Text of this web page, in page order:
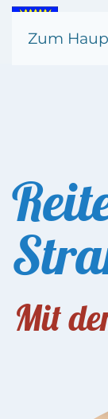
Zum
Mit